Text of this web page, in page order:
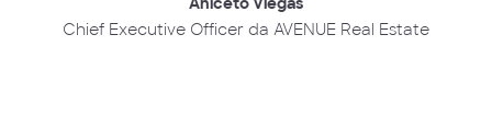
Chief Executive Officer da AVENUE Real Estate